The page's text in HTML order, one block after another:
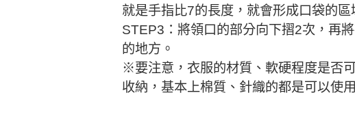
就是手指比7的長度，就會形成口袋的區
STEP3：將領口的部分向下摺2次，再
的地方。
※要注意，衣服的材質、軟硬程度是否
收納，基本上棉質、針織的都是可以使